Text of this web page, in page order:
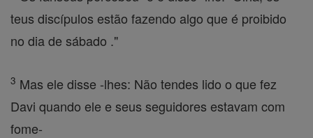
teus discípulos estão fazendo algo que é proibido
no dia de sábado ."
3 Mas ele disse -lhes: Não tendes lido o que fez
Davi quando ele e seus seguidores estavam com
fome-